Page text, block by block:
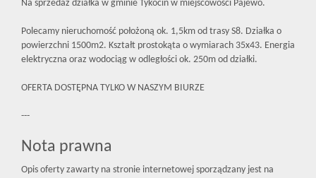
Na sprzedaż działka w gminie Tykocin w miejscowości Pajewo.
Polecamy nieruchomość położoną ok. 1,5km od trasy S8. Działka o
powierzchni 1500m2. Kształt prostokąta o wymiarach 35x43. Energia
elektryczna oraz wodociąg w odległości ok. 250m od działki.
OFERTA DOSTĘPNA TYLKO W NASZYM BIURZE
---
Nota prawna
Opis oferty zawarty na stronie internetowej sporządzany jest na